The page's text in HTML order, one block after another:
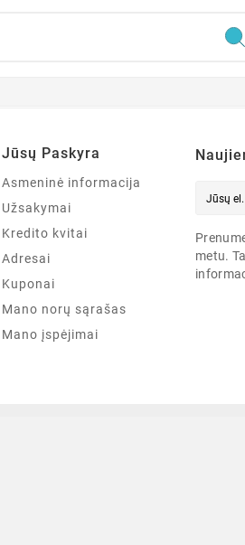
Jūsų Paskyra
Asmeninė informacija
Užsakymai
Kredito kvitai
Adresai
Kuponai
Mano norų sąrašas
Mano įspėjimai
metu.